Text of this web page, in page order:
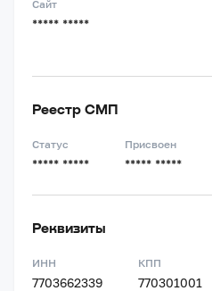
Сайт
***** *****
Реестр СМП
Статус
***** *****
Присвоен
***** *****
Реквизиты
ИНН
7703662339
КПП
770301001